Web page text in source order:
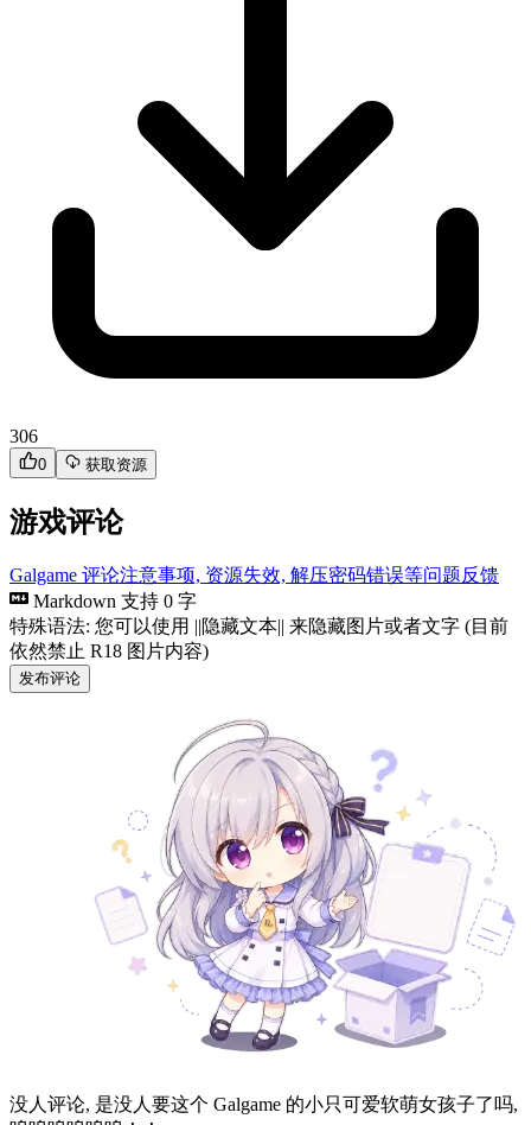
306
0 获取资源
游戏评论
Galgame 评论注意事项, 资源失效, 解压密码错误等问题反馈
Markdown 支持 0 字
特殊语法: 您可以使用 ||隐藏文本|| 来隐藏图片或者文字 (目前
依然禁止 R18 图片内容)
发布评论
没人评论, 是没人要这个 Galgame 的小只可爱软萌女孩子了吗,